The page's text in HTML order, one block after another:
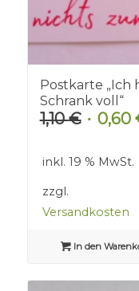
Postkarte „Ich
Schrank voll“
1,10€
war:
0,60
inkl. 19 % MwSt.
zzgl.
Versandkosten
In den